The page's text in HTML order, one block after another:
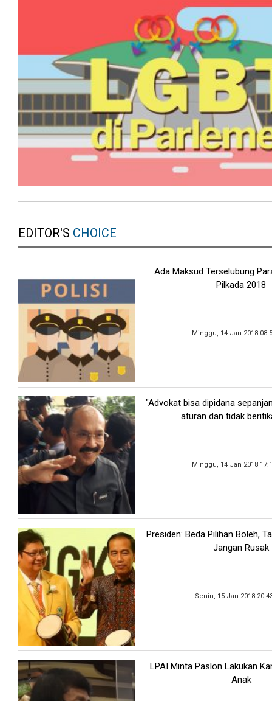
EDITOR'S CHOICE
Ada Maksud Terselubung
Pilkada 2018
Minggu, 14 Jan 2018
"Advokat bisa dipidana
aturan dan tidak
Minggu, 14 Jan 2018
Presiden: Beda Pilihan Boleh,
Jangan Rusak
Senin, 15 Jan 2018
LPAI Minta Paslon Lakukan
Anak